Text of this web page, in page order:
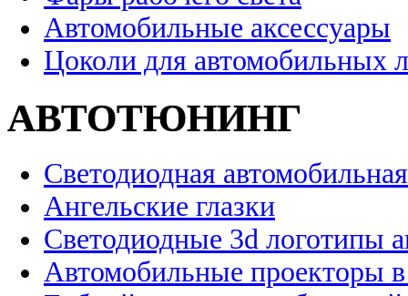
Автомобильные аксессуары
Цоколи для автомобильных
АВТОТЮНИНГ
Светодиодная
Ангельские глазки
Светодиодные 3d логотипы
Автомобильные проекторы